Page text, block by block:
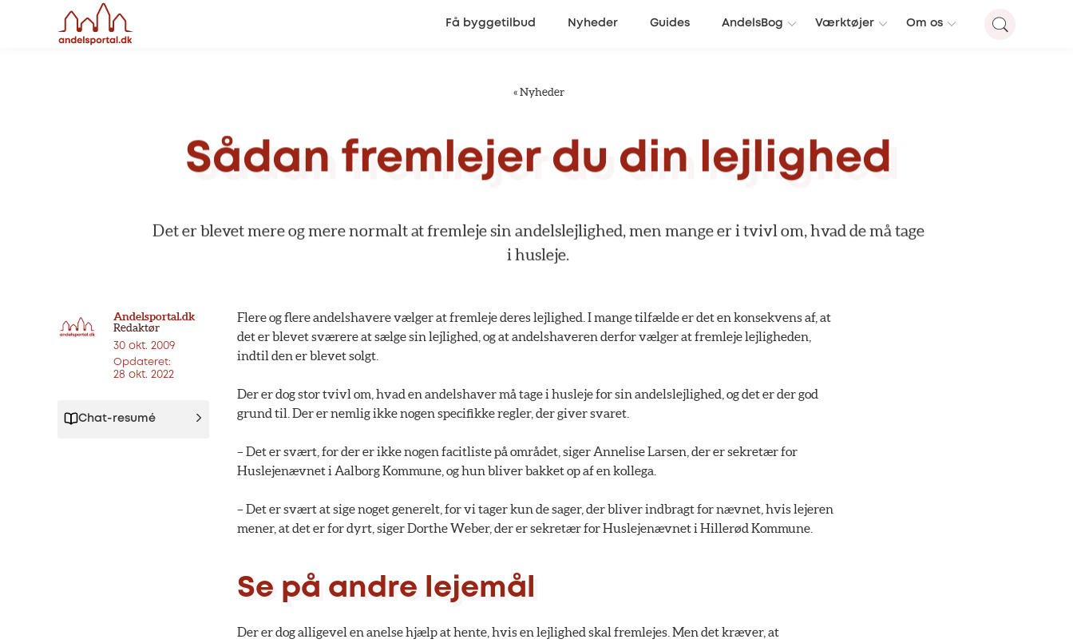
Få byggetilbud Nyheder Guides AndelsBog Værktøjer Om os
« Nyheder
Sådan fremlejer du din lejlighed
Det er blevet mere og mere normalt at fremleje sin andelslejlighed, men mange er i tvivl om, hvad de må tage
i husleje.
Andelsportal.dk
Redaktør
30 okt. 2009
Opdateret:
28 okt. 2022
Chat-resumé
Flere og flere andelshavere vælger at fremleje deres lejlighed. I mange tilfælde er det en konsekvens af, at
det er blevet sværere at sælge sin lejlighed, og at andelshaveren derfor vælger at fremleje lejligheden,
indtil den er blevet solgt.
Der er dog stor tvivl om, hvad en andelshaver må tage i husleje for sin andelslejlighed, og det er der god
grund til. Der er nemlig ikke nogen specifikke regler, der giver svaret.
– Det er svært, for der er ikke nogen facitliste på området, siger Annelise Larsen, der er sekretær for
Huslejenævnet i Aalborg Kommune, og hun bliver bakket op af en kollega.
– Det er svært at sige noget generelt, for vi tager kun de sager, der bliver indbragt for nævnet, hvis lejeren
mener, at det er for dyrt, siger Dorthe Weber, der er sekretær for Huslejenævnet i Hillerød Kommune.
Se på andre lejemål
Der er dog alligevel en anelse hjælp at hente, hvis en lejlighed skal fremlejes. Men det kræver, at